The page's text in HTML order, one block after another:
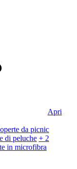
Apri
da picnic
di peluche + 2
in microfibra